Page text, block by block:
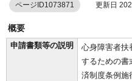
ページID1073871 更新日
概要
申請書類等の説明
心身障害者扶
するための書
済制度条例施